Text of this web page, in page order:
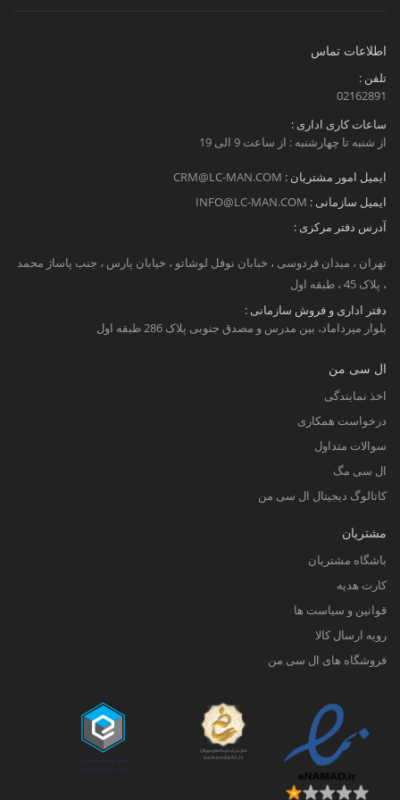
اطلاعات تماس
تلفن :
02162891
ساعات کاری اداری :
از شنبه تا چهارشنبه : از ساعت 9 الی 19
ایمیل امور مشتریان : CRM@LC-MAN.COM
ایمیل سازمانی : INFO@LC-MAN.COM
آدرس دفتر مرکزی :
تهران ، میدان فردوسی ، خبابان نوفل لوشاتو ، خیابان پارس ، جنب پاساژ محمد
، پلاک 45 ، طبقه اول
دفتر اداری و فروش سازمانی :
بلوار میرداماد، بین مدرس و مصدق جنوبی پلاک 286 طبقه اول
ال سی من
اخذ نمایندگی
درخواست همکاری
سوالات متداول
ال سی مگ
کاتالوگ دیجیتال ال سی من
مشتریان
باشگاه مشتریان
کارت هدیه
قوانین و سیاست ها
رویه ارسال کالا
فروشگاه های ال سی من